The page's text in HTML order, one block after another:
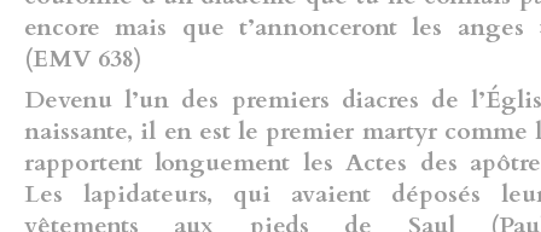
encore mais que t’annonceront les anges
(EMV 638)
Devenu l’un des premiers diacres de
naissante, il en est le premier martyr comme
rapportent longuement les Actes des
Les lapidateurs, qui avaient déposés